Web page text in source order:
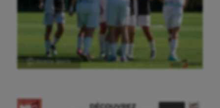
Ⓒ Gazette Sports